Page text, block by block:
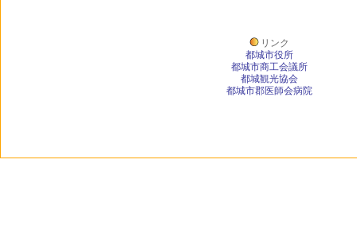
リンク
都城市役所
都城市商工会議所
都城観光協会
都城市郡医師会病院